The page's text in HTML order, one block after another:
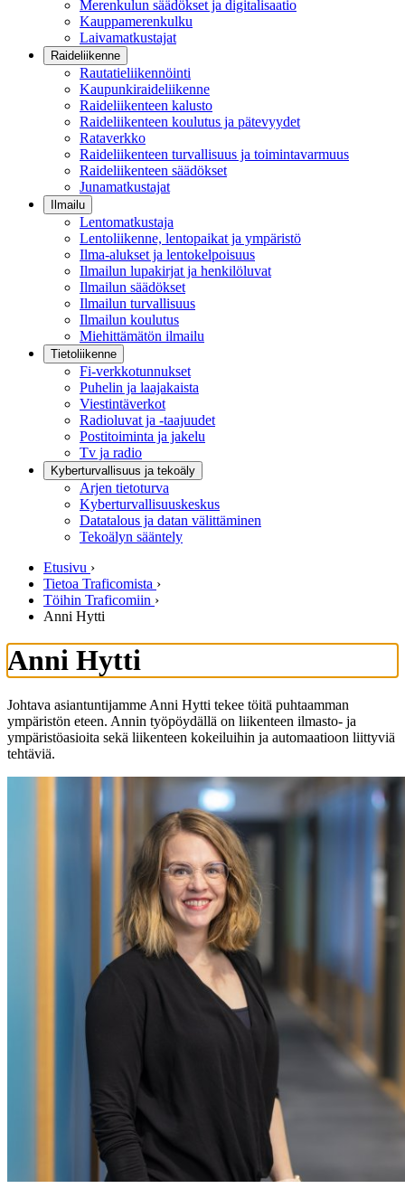
Merenkulun säädökset ja digitalisaatio
Kauppamerenkulku
Laivamatkustajat
Raideliikenne
Rautatieliikennöinti
Kaupunkiraideliikenne
Raideliikenteen kalusto
Raideliikenteen koulutus ja pätevyydet
Rataverkko
Raideliikenteen turvallisuus ja toimintavarmuus
Raideliikenteen säädökset
Junamatkustajat
Ilmailu
Lentomatkustaja
Lentoliikenne, lentopaikat ja ympäristö
Ilma-alukset ja lentokelpoisuus
Ilmailun lupakirjat ja henkilöluvat
Ilmailun säädökset
Ilmailun turvallisuus
Ilmailun koulutus
Miehittämätön ilmailu
Tietoliikenne
Fi-verkkotunnukset
Puhelin ja laajakaista
Viestintäverkot
Radioluvat ja -taajuudet
Postitoiminta ja jakelu
Tv ja radio
Kyberturvallisuus ja tekoäly
Arjen tietoturva
Kyberturvallisuuskeskus
Datatalous ja datan välittäminen
Tekoälyn sääntely
Etusivu ›
Tietoa Traficomista ›
Töihin Traficomiin ›
Anni Hytti
Anni Hytti
Johtava asiantuntijamme Anni Hytti tekee töitä puhtaamman
ympäristön eteen. Annin työpöydällä on liikenteen ilmasto- ja
ympäristöasioita sekä liikenteen kokeiluihin ja automaatioon liittyviä
tehtäviä.